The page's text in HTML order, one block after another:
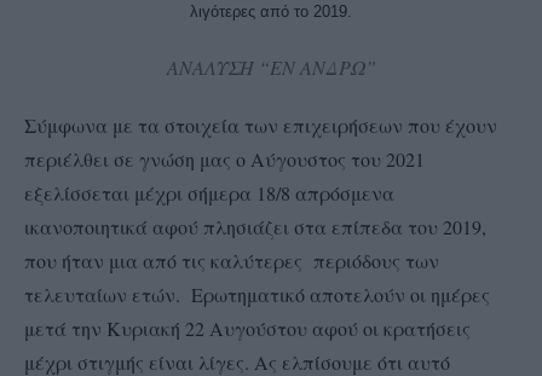
λιγότερες από το 2019.
ΑΝΑΛΥΣΗ “ΕΝ ΑΝΔΡΩ”
Σύμφωνα με τα στοιχεία των επιχειρήσεων που έχουν
περιέλθει σε γνώση μας ο Αύγουστος του 2021
εξελίσσεται μέχρι σήμερα 18/8 απρόσμενα
ικανοποιητικά αφού πλησιάζει στα επίπεδα του 2019,
που ήταν μια από τις καλύτερες περιόδους των
τελευταίων ετών. Ερωτηματικό αποτελούν οι ημέρες
μετά την Κυριακή 22 Αυγούστου αφού οι κρατήσεις
μέχρι στιγμής είναι λίγες. Ας ελπίσουμε ότι αυτό